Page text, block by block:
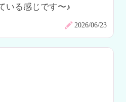
いる感じです〜♪
2026/06/23